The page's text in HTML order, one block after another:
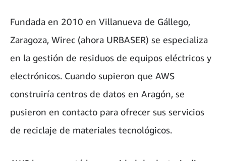
Fundada en 2010 en Villanueva de Gállego,
Zaragoza, Wirec (ahora URBASER) se especializa
en la gestión de residuos de equipos eléctricos y
electrónicos. Cuando supieron que AWS
construiría centros de datos en Aragón, se
pusieron en contacto para ofrecer sus servicios
de reciclaje de materiales tecnológicos.